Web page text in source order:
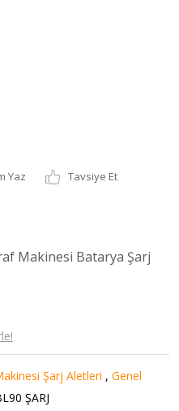
Yaz
Tavsiye Et
Makinesi Batarya Şarj
Şarj Aletleri ,Genel
ŞARJ